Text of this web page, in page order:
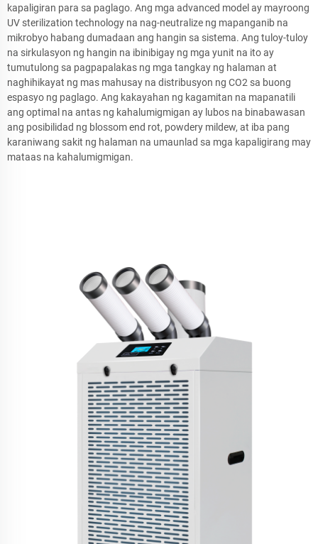
kapaligiran para sa paglago. Ang mga advanced model ay mayroong
UV sterilization technology na nag-neutralize ng mapanganib na
mikrobyo habang dumadaan ang hangin sa sistema. Ang tuloy-tuloy
na sirkulasyon ng hangin na ibinibigay ng mga yunit na ito ay
tumutulong sa pagpapalakas ng mga tangkay ng halaman at
naghihikayat ng mas mahusay na distribusyon ng CO2 sa buong
espasyo ng paglago. Ang kakayahan ng kagamitan na mapanatili
ang optimal na antas ng kahalumigmigan ay lubos na binabawasan
ang posibilidad ng blossom end rot, powdery mildew, at iba pang
karaniwang sakit ng halaman na umaunlad sa mga kapaligirang may
mataas na kahalumigmigan.